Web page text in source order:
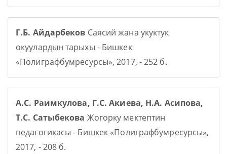
Г.Б. Айдарбеков Саясий жана укуктук
окуулардын тарыхы - Бишкек
«Полиграфбумресурсы», 2017, - 252 б.
А.С. Раимкулова, Г.С. Акиева, Н.А. Асипова,
Т.С. Сатыбекова Жогорку мектептин
педагогикасы - Бишкек «Полиграфбумресурсы»,
2017, - 208 б.